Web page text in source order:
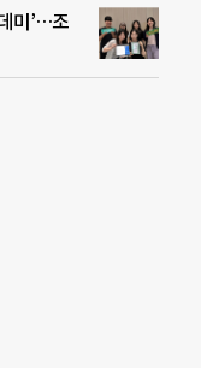
미’…조